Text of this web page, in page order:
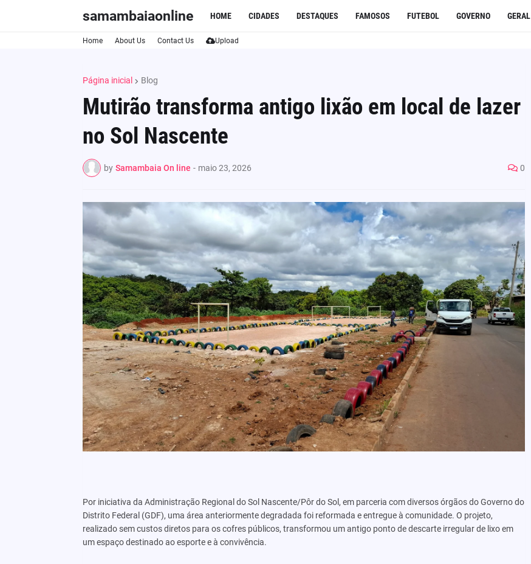
samambaiaonline HOME CIDADES DESTAQUES FAMOSOS FUTEBOL GOVERNO GERAL
Home About Us Contact Us Upload
Página inicial Blog
Mutirão transforma antigo lixão em local de lazer
no Sol Nascente
by Samambaia On line - maio 23, 2026 0
Por iniciativa da Administração Regional do Sol Nascente/Pôr do Sol, em parceria com diversos órgãos do Governo do
Distrito Federal (GDF), uma área anteriormente degradada foi reformada e entregue à comunidade. O projeto,
realizado sem custos diretos para os cofres públicos, transformou um antigo ponto de descarte irregular de lixo em
um espaço destinado ao esporte e à convivência.